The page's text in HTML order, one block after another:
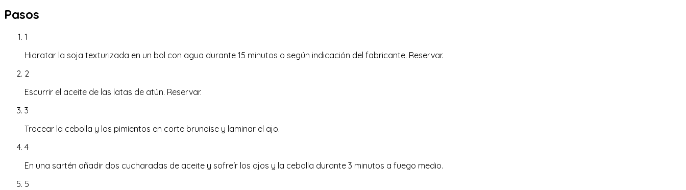
Pasos
1
Hidratar la soja texturizada en un bol con agua durante 15 minutos o según indicación del fabricante. Reservar.
2
Escurrir el aceite de las latas de atún. Reservar.
3
Trocear la cebolla y los pimientos en corte brunoise y laminar el ajo.
4
En una sartén añadir dos cucharadas de aceite y sofreír los ajos y la cebolla durante 3 minutos a fuego medio.
5